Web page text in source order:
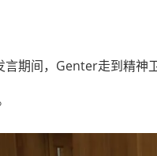
言期间，Genter走到精